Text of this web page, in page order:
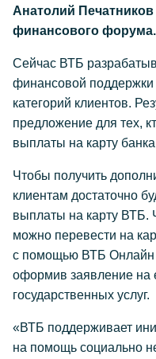
Анатолий
финансового форума.
Сейчас ВТБ
финансовой
категорий клиентов.
предложение для тех,
выплаты на карту
Чтобы получить
клиентам достаточно
выплаты на карту ВТБ.
можно перевести на
с помощью ВТБ Онлайн
оформив заявление на
государственных услуг.
«ВТБ поддерживает
на помощь социально